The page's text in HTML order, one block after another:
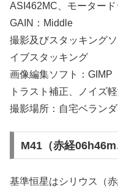
ASI462MC、モータード
GAIN：Middle
撮影及びスタッキング
イブスタッキング
画像編集ソフト：GIMP
トラスト補正、ノイズ軽
撮影場所：自宅ベランダ
M41（赤経06h46m
基準恒星はシリウス（赤